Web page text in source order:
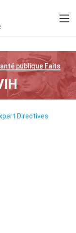
publiqueFaits
Directives